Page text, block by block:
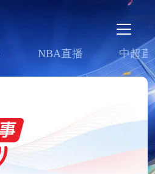
NBA直播 中超直